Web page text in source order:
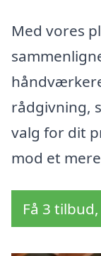
Med vores
rådgivning,
valg for dit
mod et
Få 3